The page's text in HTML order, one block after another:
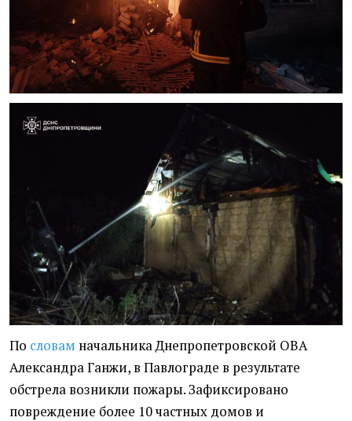
По словам начальника Днепропетровской ОВА
Александра Ганжи, в Павлограде в результате
обстрела возникли пожары. Зафиксировано
повреждение более 10 частных домов и